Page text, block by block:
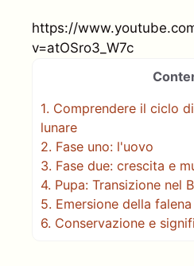
https://
v=atOSro3_W7c
1. Comprendere il ciclo
lunare
2. Fase uno: l'uovo
3. Fase due: crescita e
4. Pupa: Transizione nel
5. Emersione della
6. Conservazione e